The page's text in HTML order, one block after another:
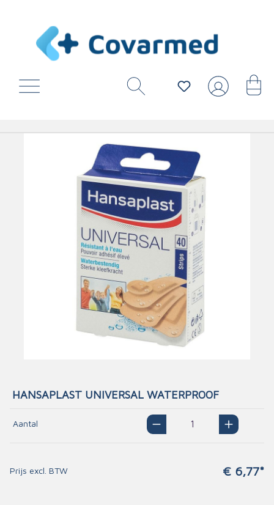
HANSAPLAST UNIVERSAL WATERPROOF
Aantal
Prijs excl. BTW € 6,77*